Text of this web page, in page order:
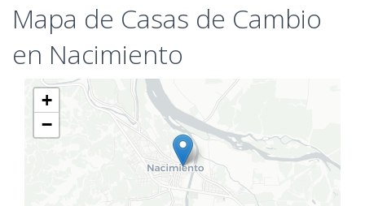
Mapa de Casas de Cambio
en Nacimiento
+
−